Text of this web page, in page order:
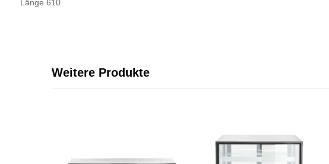
Länge 610
Weitere Produkte